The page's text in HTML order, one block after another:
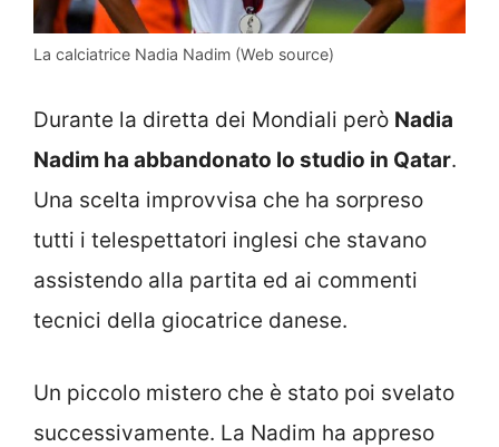
La calciatrice Nadia Nadim (Web source)
Durante la diretta dei Mondiali però Nadia
Nadim ha abbandonato lo studio in Qatar.
Una scelta improvvisa che ha sorpreso
tutti i telespettatori inglesi che stavano
assistendo alla partita ed ai commenti
tecnici della giocatrice danese.
Un piccolo mistero che è stato poi svelato
successivamente. La Nadim ha appreso